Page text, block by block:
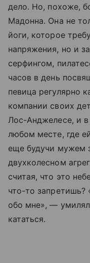
дело. Но, похоже,
Мадонна. Она не
йоги, которое
напряжения, но и
серфингом,
часов в день
певица регулярно
компании своих
Лос-Анджелесе, и
любом месте, где
еще будучи мужем
двухколесном
считая, что это
что-то запретишь?
обо мне», —
кататься.